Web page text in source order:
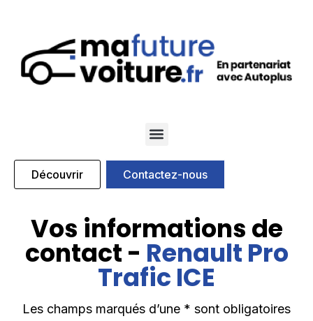
Découvrir Contactez-nous
Vos informations de
contact - Renault Pro
Trafic ICE
Les champs marqués d’une * sont obligatoires